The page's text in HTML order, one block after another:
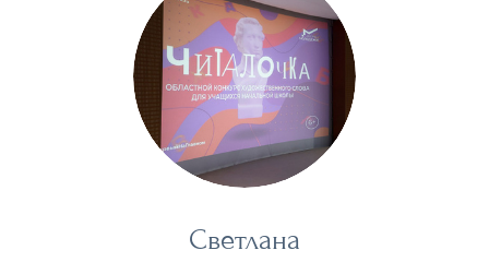
Светлана